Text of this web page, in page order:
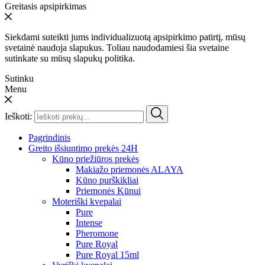
Greitasis apsipirkimas
Siekdami suteikti jums individualizuotą apsipirkimo patirtį, mūsų
svetainė naudoja slapukus. Toliau naudodamiesi šia svetaine
sutinkate su mūsų slapukų politika.
Sutinku
Menu
Ieškoti:
Pagrindinis
Greito išsiuntimo prekės 24H
Kūno priežiūros prekės
Makiažo priemonės ALAYA
Kūno purškikliai
Priemonės Kūnui
Moteriški kvepalai
Pure
Intense
Pheromone
Pure Royal
Pure Royal 15ml